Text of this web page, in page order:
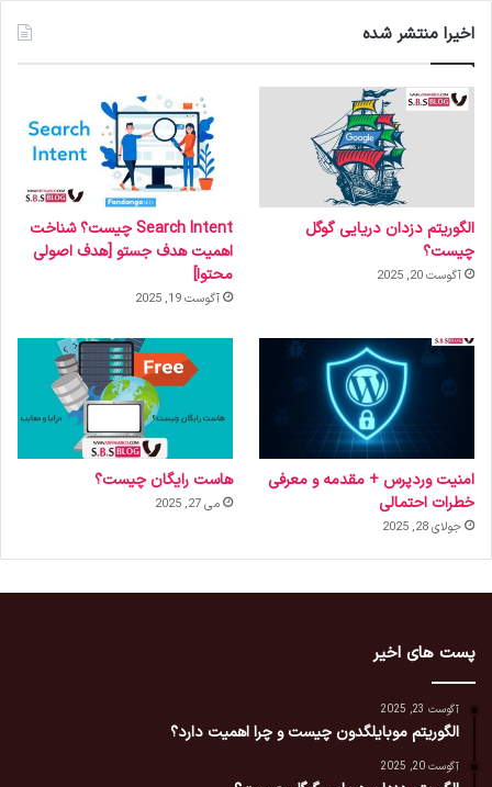
اخیرا منتشر شده
الگوریتم دزدان دریایی گوگل
چیست؟
آگوست 20, 2025
Search Intent چیست؟ شناخت
اهمیت هدف جستو [هدف اصولی
محتوا]
آگوست 19, 2025
امنیت وردپرس + مقدمه و معرفی
خطرات احتمالی
جولای 28, 2025
هاست رایگان چیست؟
می 27, 2025
پست های اخیر
آگوست 23, 2025
الگوریتم موبایلگدون چیست و چرا اهمیت دارد؟
آگوست 20, 2025